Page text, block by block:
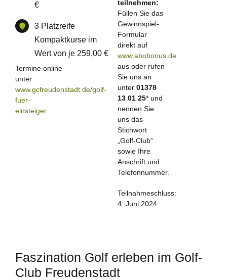
€
3 Platzreife
Kompaktkurse im
Wert von je 259,00 €
Termine online
unter
www.gcfreudenstadt.de/golf-
fuer-
einsteiger.
teilnehmen:
Füllen Sie das
Gewinnspiel-
Formular
direkt auf
www.abobonus.de
aus oder rufen
Sie uns an
unter 01378
13 01 25* und
nennen Sie
uns das
Stichwort
„Golf-Club“
sowie Ihre
Anschrift und
Telefonnummer.
Teilnahmeschluss:
4. Juni 2024
Faszination Golf erleben im Golf-
Club Freudenstadt